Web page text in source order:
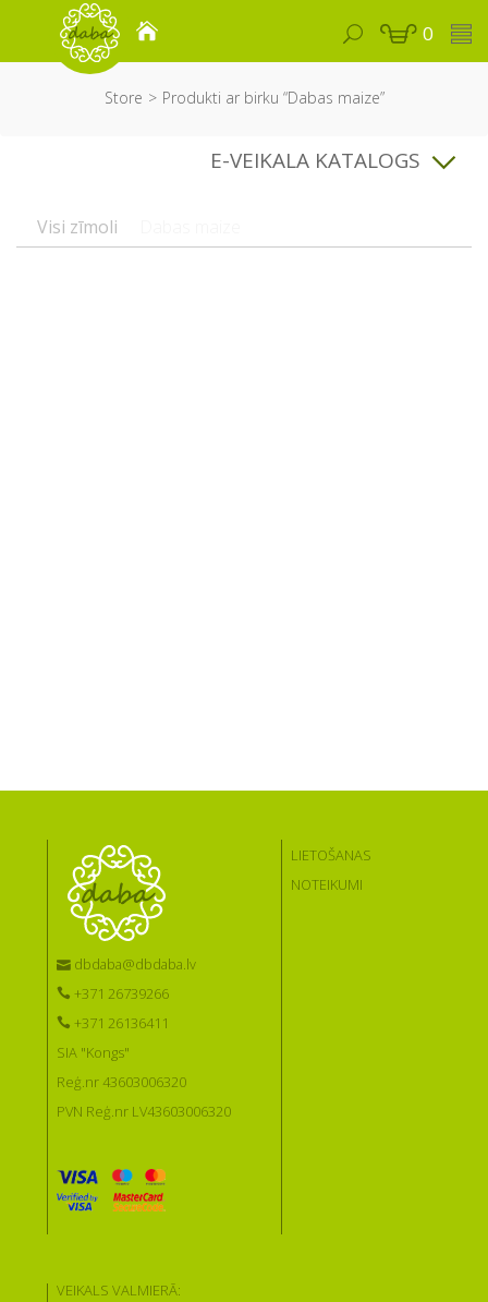
0
Store Produkti ar birku “Dabas maize”
E-VEIKALA KATALOGS
Visi zīmoli
dbdaba@dbdaba.lv
+371 26739266
+371 26136411
SIA "Kongs"
Reģ.nr 43603006320
PVN Reģ.nr LV43603006320
LIETOŠANAS
NOTEIKUMI
VEIKALS VALMIERĀ: